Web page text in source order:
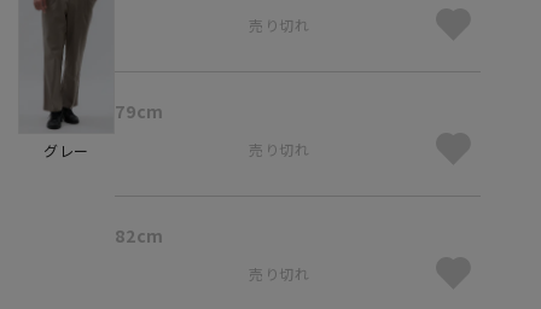
グレー
売り切れ
79cm
売り切れ
82cm
売り切れ